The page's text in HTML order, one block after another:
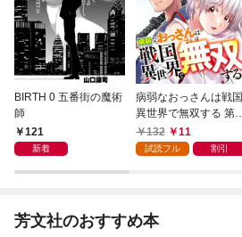
BIRTH 0 五番街の魔術
師
121
新着
病弱なおっさんは戦国
異世界で無双する 第1
話132 11
試読フル 割引
芳文社のおすすめ本